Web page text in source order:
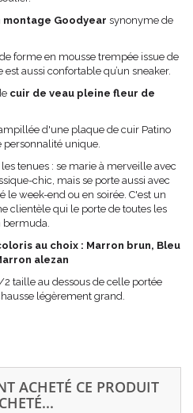
montage Goodyear synonyme de
forme en mousse trempée issue de
aussi confortable qu’un sneaker.
cuir de veau pleine fleur de
d'une plaque de cuir Patino
personnalité unique.
tenues : se marie à merveille avec
chic, mais se porte aussi avec
le week-end ou en soirée. C'est un
clientèle qui le porte de toutes les
au choix : Marron brun, Bleu
alezan
taille au dessous de celle portée
légèrement grand.
ACHETÉ CE PRODUIT